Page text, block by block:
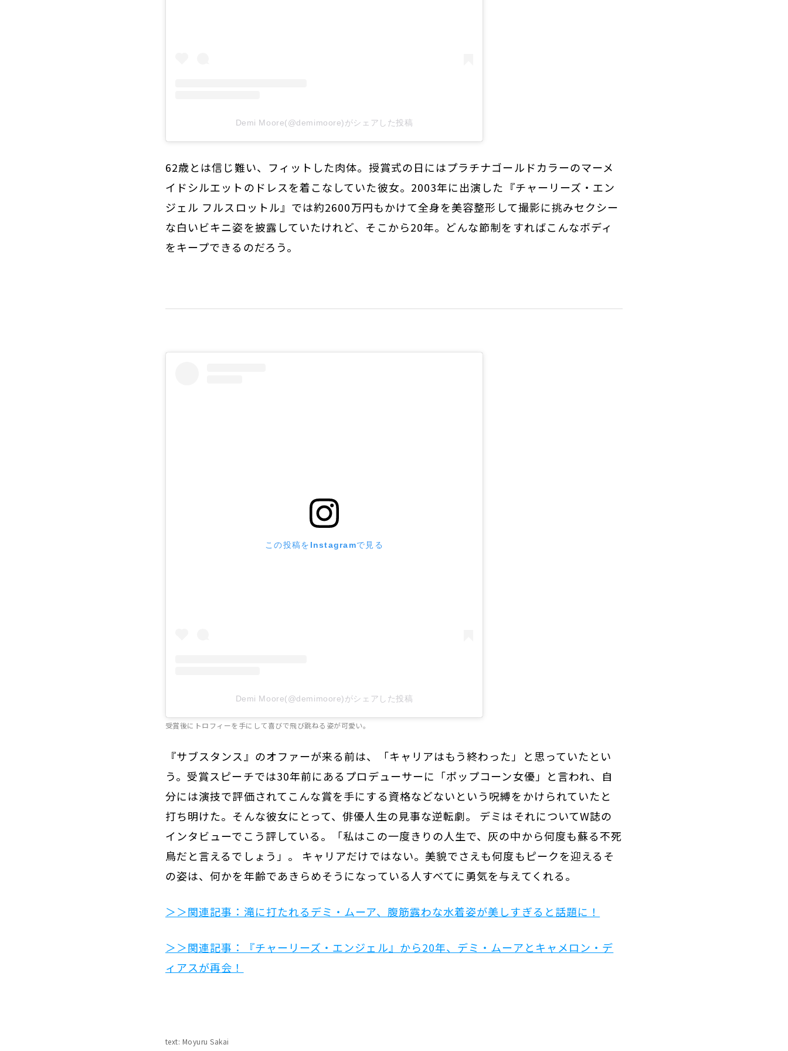
Demi Moore(@demimoore)がシェアした投稿
62歳とは信じ難い、フィットした肉体。授賞式の日にはプラチナゴールドカラーのマーメ
イドシルエットのドレスを着こなしていた彼女。2003年に出演した『チャーリーズ・エン
ジェル フルスロットル』では約2600万円もかけて全身を美容整形して撮影に挑みセクシー
な白いビキニ姿を披露していたけれど、そこから20年。どんな節制をすればこんなボディ
をキープできるのだろう。
この投稿をInstagramで見る
Demi Moore(@demimoore)がシェアした投稿
受賞後にトロフィーを手にして喜びで飛び跳ねる姿が可愛い。
『サブスタンス』のオファーが来る前は、「キャリアはもう終わった」と思っていたとい
う。受賞スピーチでは30年前にあるプロデューサーに「ポップコーン女優」と言われ、自
分には演技で評価されてこんな賞を手にする資格などないという呪縛をかけられていたと
打ち明けた。そんな彼女にとって、俳優人生の見事な逆転劇。 デミはそれについてW誌の
インタビューでこう評している。「私はこの一度きりの人生で、灰の中から何度も蘇る不死
鳥だと言えるでしょう」。 キャリアだけではない。美貌でさえも何度もピークを迎えるそ
の姿は、何かを年齢であきらめそうになっている人すべてに勇気を与えてくれる。
＞＞関連記事：滝に打たれるデミ・ムーア、腹筋露わな水着姿が美しすぎると話題に！
＞＞関連記事：『チャーリーズ・エンジェル』から20年、デミ・ムーアとキャメロン・デ
ィアスが再会！
text: Moyuru Sakai